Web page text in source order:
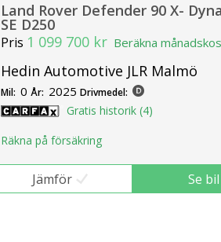
Land Rover Defender 90 X-
SE D250
Pris 1 099 700 kr Beräkna
Hedin Automotive JLR Malmö
Mil: 0 År: 2025 Drivmedel:
Gratis historik (4)
Räkna på försäkring
Jämför Se bil